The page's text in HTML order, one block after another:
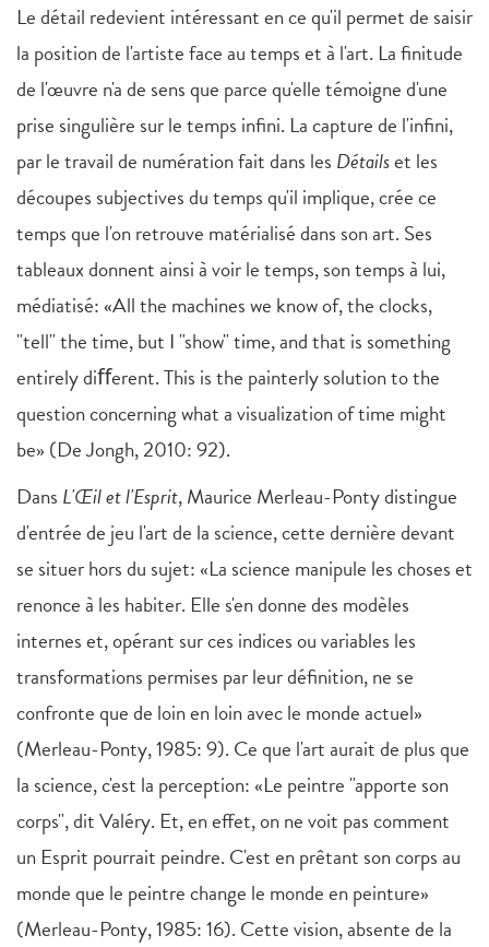
Le détail redevient intéressant en ce qu'il permet de saisir
la position de l'artiste face au temps et à l'art. La finitude
de l'œuvre n'a de sens que parce qu'elle témoigne d'une
prise singulière sur le temps infini. La capture de l'infini,
par le travail de numération fait dans les Détailset les
découpes subjectives du temps qu'il implique, crée ce
temps que l'on retrouve matérialisé dans son art. Ses
tableaux donnent ainsi à voir le temps, son temps à lui,
médiatisé: «All the machines we know of, the clocks,
"tell" the time, but I "show" time, and that is something
entirely diﬀerent. This is the painterly solution to the
question concerning what a visualization of time might
be» (De Jongh, 2010: 92).
Dans L'Œil et l'Esprit, Maurice Merleau-Ponty distingue
d'entrée de jeu l'art de la science, cette dernière devant
se situer hors du sujet: «La science manipule les choses et
renonce à les habiter. Elle s'en donne des modèles
internes et, opérant sur ces indices ou variables les
transformations permises par leur définition, ne se
confronte que de loin en loin avec le monde actuel»
(Merleau-Ponty, 1985: 9). Ce que l'art aurait de plus que
la science, c'est la perception: «Le peintre "apporte son
corps", dit Valéry. Et, en effet, on ne voit pas comment
un Esprit pourrait peindre. C'est en prêtant son corps au
monde que le peintre change le monde en peinture»
(Merleau-Ponty, 1985: 16). Cette vision, absente de la